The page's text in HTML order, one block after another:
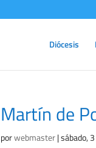
Diócesis
Martín de
porwebmaster|sábado,